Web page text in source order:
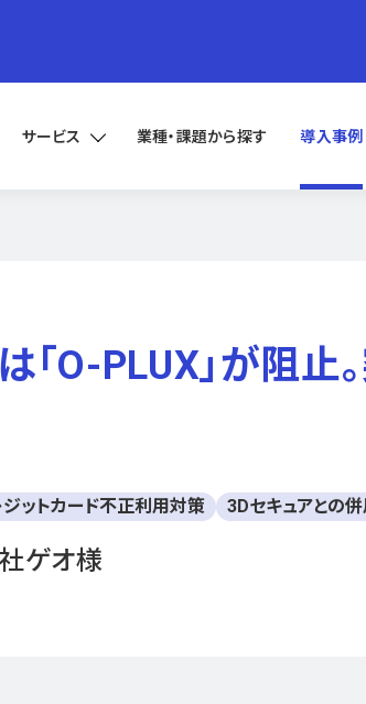
サービス 業種・課題から探す 導入事例
「O-PLUX」が阻
ジットカード不正利用対策 3Dセキュアとの併
ゲオ様